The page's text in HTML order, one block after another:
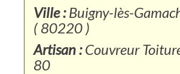
Ville :Buigny-lès-
( 80220 )
Artisan :Couvreur
80